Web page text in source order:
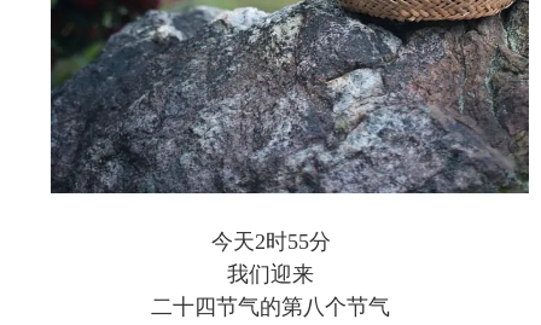
今天2时55分
我们迎来
二十四节气的第八个节气